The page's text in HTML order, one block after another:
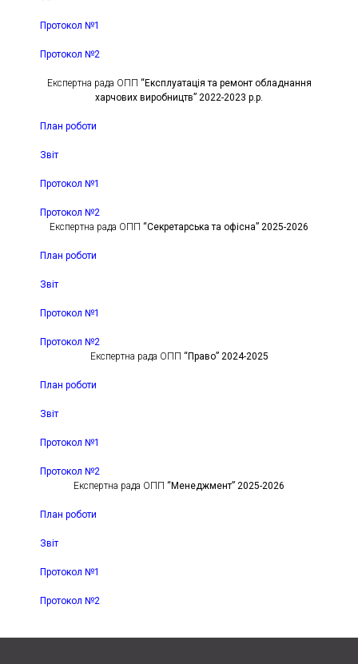
Протокол №1
Протокол №2
Експертна рада ОПП “Експлуатація та ремонт обладнання
харчових виробництв” 2022-2023 р.р.
План роботи
Звіт
Протокол №1
Протокол №2
Експертна рада ОПП “Секретарська та офісна” 2025-2026
План роботи
Звіт
Протокол №1
Протокол №2
Експертна рада ОПП “Право” 2024-2025
План роботи
Звіт
Протокол №1
Протокол №2
Експертна рада ОПП “Менеджмент” 2025-2026
План роботи
Звіт
Протокол №1
Протокол №2